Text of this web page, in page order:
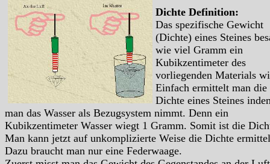
Dichte Definition:
Das spezifische Gewicht
(Dichte) eines Steines
wie viel Gramm ein
Kubikzentimeter des
vorliegenden Materials
Einfach ermittelt man die
Dichte eines Steines
man das Wasser als Bezugsystem nimmt. Denn ein
Kubikzentimeter Wasser wiegt 1 Gramm. Somit ist die
Man kann jetzt auf unkomplizierte Weise die Dichte
Dazu braucht man nur eine Federwaage.